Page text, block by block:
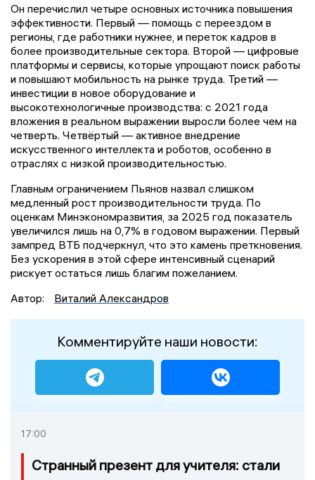
Он перечислил четыре основных источника повышения
эффективности. Первый — помощь с переездом в
регионы, где работники нужнее, и переток кадров в
более производительные сектора. Второй — цифровые
платформы и сервисы, которые упрощают поиск работы
и повышают мобильность на рынке труда. Третий —
инвестиции в новое оборудование и
высокотехнологичные производства: с 2021 года
вложения в реальном выражении выросли более чем на
четверть. Четвёртый — активное внедрение
искусственного интеллекта и роботов, особенно в
отраслях с низкой производительностью.
Главным ограничением Пьянов назвал слишком
медленный рост производительности труда. По
оценкам Минэкономразвития, за 2025 год показатель
увеличился лишь на 0,7% в годовом выражении. Первый
зампред ВТБ подчеркнул, что это камень преткновения.
Без ускорения в этой сфере интенсивный сценарий
рискует остаться лишь благим пожеланием.
Автор:
Виталий Александров
Комментируйте наши новости:
17:00
Странный презент для учителя: стали